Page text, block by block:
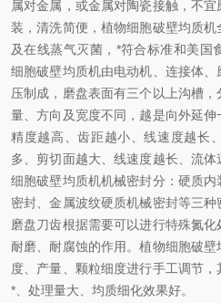
属对金属，或金属对陶瓷接触，不
装，清洗简便，植物细胞破壁均质
及在线蒸气灭菌，*符合标准和美国
细胞破壁均质机由电动机、连接体
压制成，磨盘表面有三个以上沟槽，
量、方向及宽度不同，越是向外延伸
精度越高、齿距越小、线速度越长
多、剪切面越大、线速度越长、流体
细胞破壁均质机机械密封分：硬质内
密封、金属波纹硬质机械密封等三种
磨盘刀齿根据需要可以进行特殊氮
耐磨、耐腐蚀的作用。植物细胞破
度、产量、颗粒细度进行手工调节，
*、处理量大、均质细化效果好。